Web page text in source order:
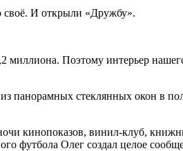
своё. И открыли «Дружбу».
Поэтому интерьер
панорамных стеклянных окон в
кинопоказов, винил-клуб,
футбола Олег создал целое